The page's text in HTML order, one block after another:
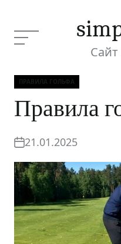
содержимому
Меню
Текущая статья:
Рубрики
ПРАВИЛА ГОЛЬФА
Правила
21.01.2025